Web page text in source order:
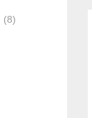
8